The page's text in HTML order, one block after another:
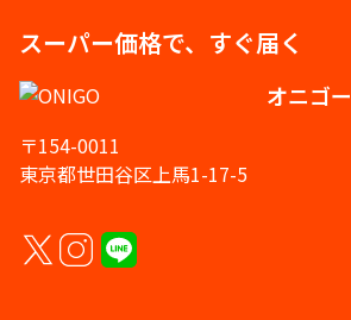
スーパー価格で、すぐ届く
オニゴー
〒154-0011
東京都世田谷区上馬1-17-5